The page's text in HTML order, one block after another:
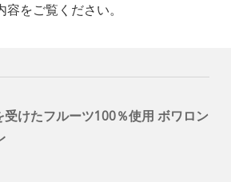
をご覧ください。
受けたフルーツ100％使用 ボワロン